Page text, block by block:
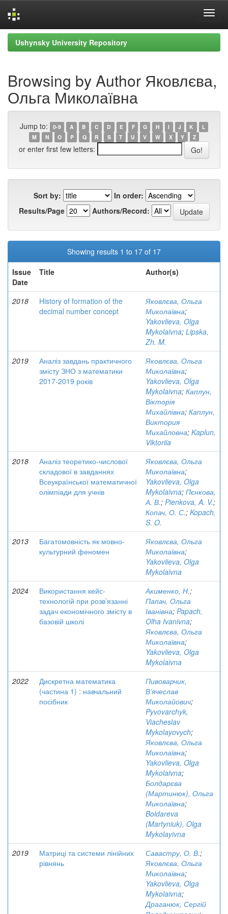
Skip
navigation
Ushynsky University Repository
Browsing by Author Яковлєва,
Ольга Миколаївна
Jump to: 0-9 A B C D E F G H I J K
L
M
N O P Q R S T U V W X Y Z
or enter first few letters:
Sort by:
In order:
Results/Page
Authors/Record:
Showing results 1 to 17 of 17
Issue
Date
Title Author(s)
2018
History of formation of the
decimal number concept
Яковлєва, Ольга
Миколаївна;
Yakovlieva, Olga
Mykolaivna; Lipska,
Zh. M.
2019
Аналіз завдань практичного
змісту ЗНО з математики
2017-2019 років
Яковлєва, Ольга
Миколаївна;
Yakovlieva, Olga
Mykolaivna; Каплун,
Вікторія
Михайлівна; Каплун,
Виктория
Михайловна; Kaplun,
Viktoriia
2018
Аналіз теоретико-числової
складової в завданнях
Всеукраїнської математичної
олімпіади для учнів
Яковлєва, Ольга
Миколаївна;
Yakovlieva, Olga
Mykolaivna; Пєнкова,
А. В.; Pienkova, A. V.;
Копач, О. С.; Kopach,
S. O.
2013
Багатомовність як мовно-
культурний феномен
Яковлєва, Ольга
Миколаївна;
Yakovlieva, Olga
Mykolaivna
2024
Використання кейс-
технологій при розв’язанні
задач економічного змісту в
базовій школі
Акименко, Н.;
Папач, Ольга
Іванівна; Papach,
Olha Ivanivna;
Яковлєва, Ольга
Миколаївна;
Yakovlieva, Olga
Mykolaivna
2022
Дискретна математика
(частина 1) : навчальний
посібник
Пивоварчик,
В’ячеслав
Миколайович;
Pyvovarchyk,
Viacheslav
Mykolayovуch;
Яковлєва, Ольга
Миколаївна;
Yakovlieva, Olga
Mykolaivna;
Болдарєва
(Мартинюк), Ольга
Миколаївна;
Boldareva
(Martyniuk), Olga
Mykolayivna
2019
Матриці та системи лінійних
рівнянь
Савастру, О. В.;
Яковлєва, Ольга
Миколаївна;
Yakovlieva, Olga
Mykolaivna;
Драганюк, Сергій